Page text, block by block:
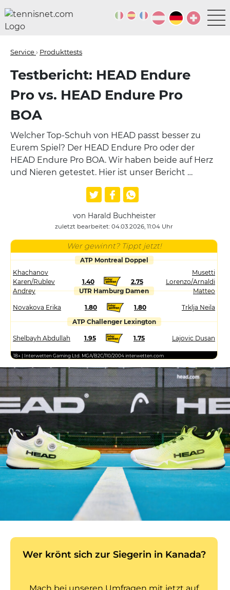
Service› Produkttests
Testbericht: HEAD Endure
Pro vs. HEAD Endure Pro
BOA
Welcher Top-Schuh von HEAD passt besser zu
Eurem Spiel? Der HEAD Endure Pro oder der
HEAD Endure Pro BOA. Wir haben beide auf Herz
und Nieren getestet. Hier ist unser Bericht …
von Harald Buchheister
zuletzt bearbeitet: 04.03.2026, 11:04 Uhr
Wer gewinnt? Tippt jetzt!
ATP Montreal Doppel
Khachanov
Karen/Rublev
Andrey
1.40 2.75
Musetti
Lorenzo/Arnaldi
Matteo
UTR Hamburg Damen
Novakova Erika 1.80 1.80
Trklja Neila
ATP Challenger Lexington
Shelbayh Abdullah 1.95 1.75 Lajovic Dusan
18+ | Interwetten Gaming Ltd. MGA/B2C/110/2004 interwetten.com